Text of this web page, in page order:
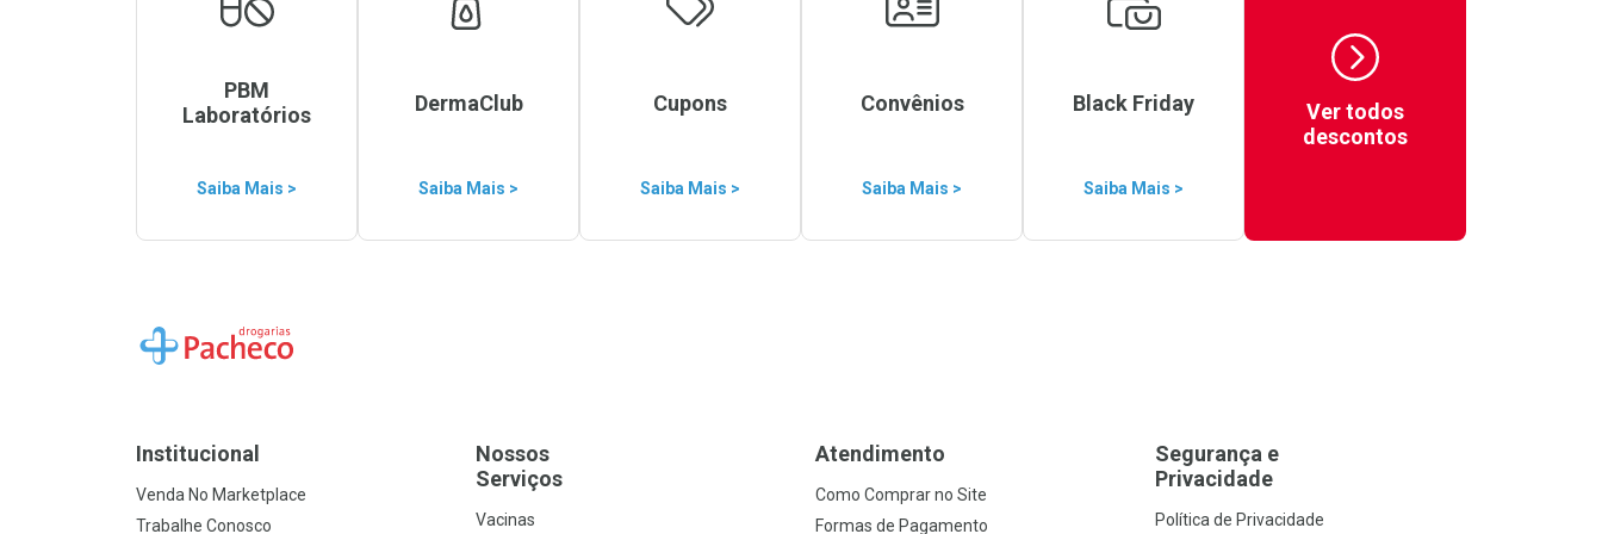
PBM
Laboratórios
Saiba Mais >
DermaClub
Saiba Mais >
Cupons
Saiba Mais >
Convênios
Saiba Mais >
Black Friday
Saiba Mais >
Ver todos
descontos
Ir para a Home
Institucional
Venda No Marketplace
Trabalhe Conosco
Nossos
Serviços
Vacinas
Atendimento
Como Comprar no Site
Formas de Pagamento
Segurança e
Privacidade
Política de Privacidade